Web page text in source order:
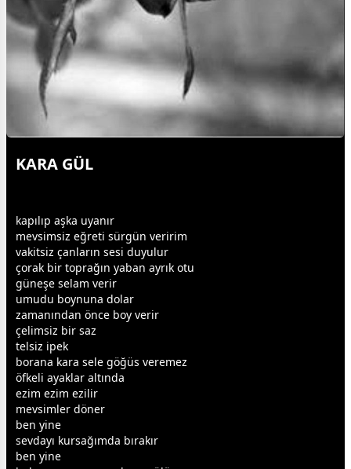
KARA GÜL
kapılıp aşka uyanır
mevsimsiz eğreti sürgün veririm
vakitsiz çanların sesi duyulur
çorak bir toprağın yaban ayrık otu
güneşe selam verir
umudu boynuna dolar
zamanından önce boy verir
çelimsiz bir saz
telsiz ipek
borana kara sele göğüs veremez
öfkeli ayaklar altında
ezim ezim ezilir
mevsimler döner
ben yine
sevdayı kursağımda bırakır
ben yine